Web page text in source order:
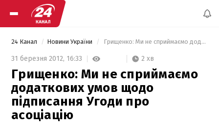
24 Канал Новини України Грищенко: Ми не сприймаємо додаткових умов щодо підписання Угоди про асоціацію
31 березня 2012, 16:33 2 хв
Грищенко: Ми не сприймаємо
додаткових умов щодо
підписання Угоди про
асоціацію